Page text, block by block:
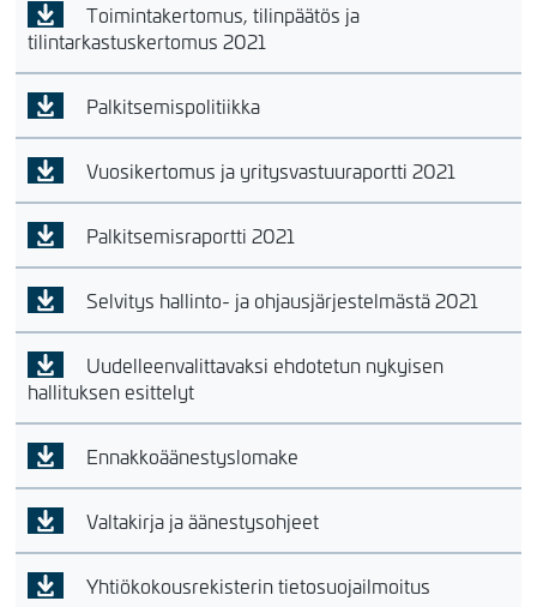
Toimintakertomus, tilinpäätös ja
tilintarkastuskertomus 2021
Palkitsemispolitiikka
Vuosikertomus ja yritysvastuuraportti 2021
Palkitsemisraportti 2021
Selvitys hallinto- ja ohjausjärjestelmästä 2021
Uudelleenvalittavaksi ehdotetun nykyisen
hallituksen esittelyt
Ennakkoäänestyslomake
Valtakirja ja äänestysohjeet
Yhtiökokousrekisterin tietosuojailmoitus